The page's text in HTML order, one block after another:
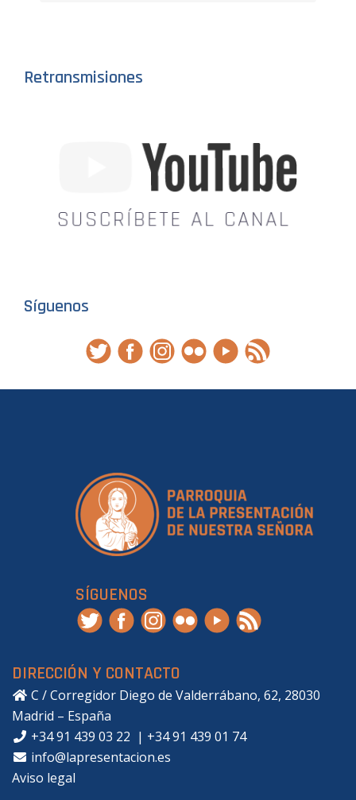
Retransmisiones
Síguenos
SÍGUENOS
DIRECCIÓN Y CONTACTO
C / Corregidor Diego de Valderrábano, 62, 28030
Madrid – España
+34 91 439 03 22 | +34 91 439 01 74
info@lapresentacion.es
Aviso legal